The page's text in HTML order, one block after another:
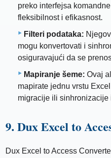
preko interfejsa
fleksibilnost i efikasnost.
Filteri podataka:
mogu konvertovati i
osiguravajući da se
Mapiranje šeme: Ovaj
mapirate jednu vrstu
migracije ili sinhronizacije
9. Dux Excel to
Dux Excel to Access